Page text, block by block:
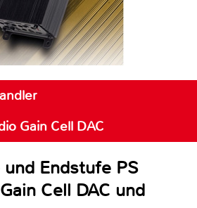
Gain Cell DAC
und Endstufe PS
Cell DAC und